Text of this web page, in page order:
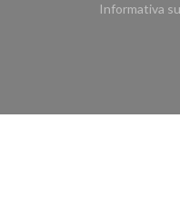
Informativa